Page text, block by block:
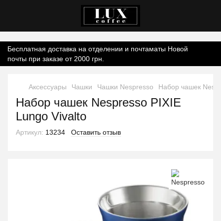
Бесплатная доставка на отделении и почтаматы Новой
почты при заказе от 2000 грн.
Аксессуары Чашки Чашки Nespresso Набор чашек
Набор чашек Nespresso PIXIE
Lungo Vivalto
Артикул: 13234 Оставить отзыв